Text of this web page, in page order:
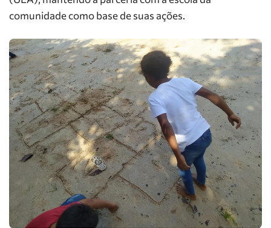
comunidade como base de suas ações.